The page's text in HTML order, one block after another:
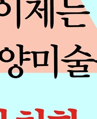
술, 빛나는 변방